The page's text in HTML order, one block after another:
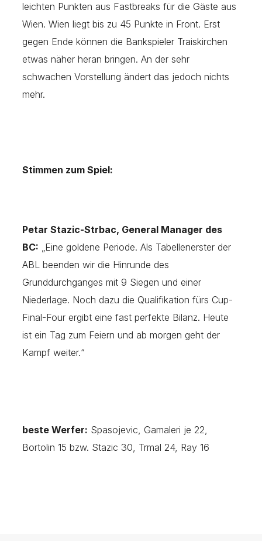
leichten Punkten aus Fastbreaks für die Gäste aus
Wien. Wien liegt bis zu 45 Punkte in Front. Erst
gegen Ende können die Bankspieler Traiskirchen
etwas näher heran bringen. An der sehr
schwachen Vorstellung ändert das jedoch nichts
mehr.
Stimmen zum Spiel:
Petar Stazic-Strbac, General Manager des
BC: „Eine goldene Periode. Als Tabellenerster der
ABL beenden wir die Hinrunde des
Grunddurchganges mit 9 Siegen und einer
Niederlage. Noch dazu die Qualifikation fürs Cup-
Final-Four ergibt eine fast perfekte Bilanz. Heute
ist ein Tag zum Feiern und ab morgen geht der
Kampf weiter.“
beste Werfer: Spasojevic, Gamaleri je 22,
Bortolin 15 bzw. Stazic 30, Trmal 24, Ray 16